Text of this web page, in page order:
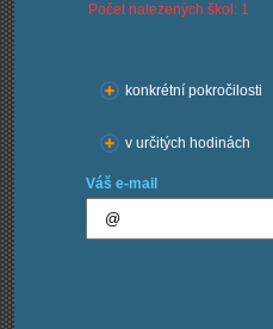
Počet nalezených škol: 1
konkrétní pokročilosti
v určitých hodinách
Váš e-mail